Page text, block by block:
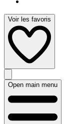
Voir les favoris
Open main menu